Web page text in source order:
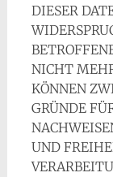
DIESER
NICHT
KÖNNEN
GRÜNDE
UND